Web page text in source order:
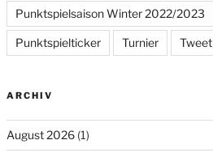
Punktspielsaison Winter 2022/2023
Punktspielticker Turnier Tweet
ARCHIV
August 2026(1)